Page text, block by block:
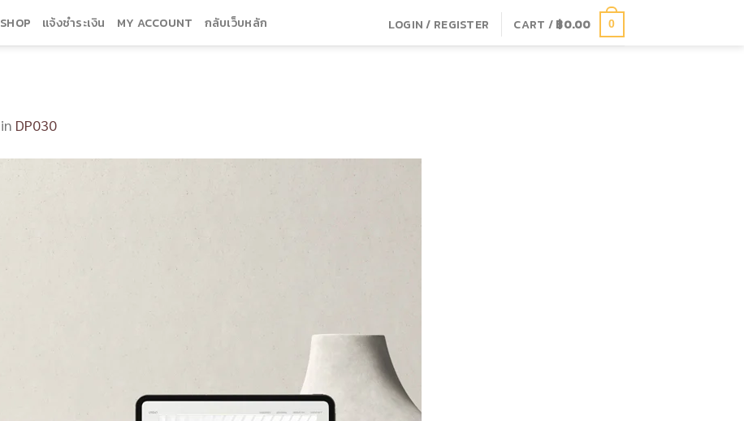
SHOP แจ้งชำระเงิน MY ACCOUNT กลับเว็บหลัก LOGIN / REGISTER CART /฿0.00 0
in DP030